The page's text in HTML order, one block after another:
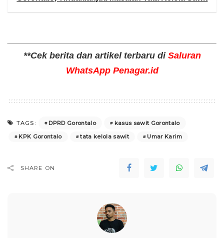
**Cek berita dan artikel terbaru di Saluran
WhatsApp Penagar.id
TAGS: DPRD Gorontalo
kasus sawit Gorontalo
KPK Gorontalo
tata kelola sawit Umar Karim
SHARE ON